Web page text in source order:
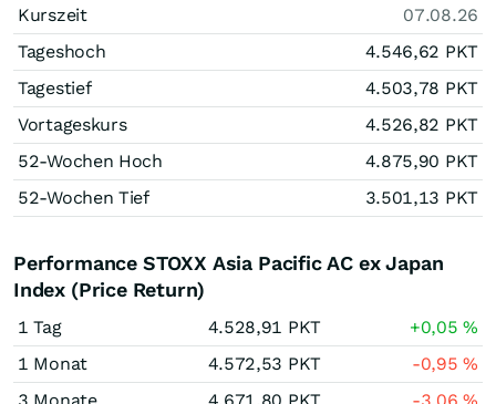
Kurszeit
07.08.26
Tageshoch
4.546,62 PKT
Tagestief
4.503,78 PKT
Vortageskurs
4.526,82 PKT
52-Wochen Hoch
4.875,90 PKT
52-Wochen Tief
3.501,13 PKT
Performance STOXX Asia Pacific AC ex Japan
Index (Price Return)
1 Tag 4.528,91 PKT +0,05%
1 Monat
4.572,53 PKT -0,95%